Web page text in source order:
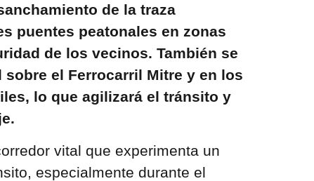
de la traza
puentes peatonales en zonas
de los vecinos. También se
el Ferrocarril Mitre y en los
lo que agilizará el tránsito y
vital que experimenta un
especialmente durante el